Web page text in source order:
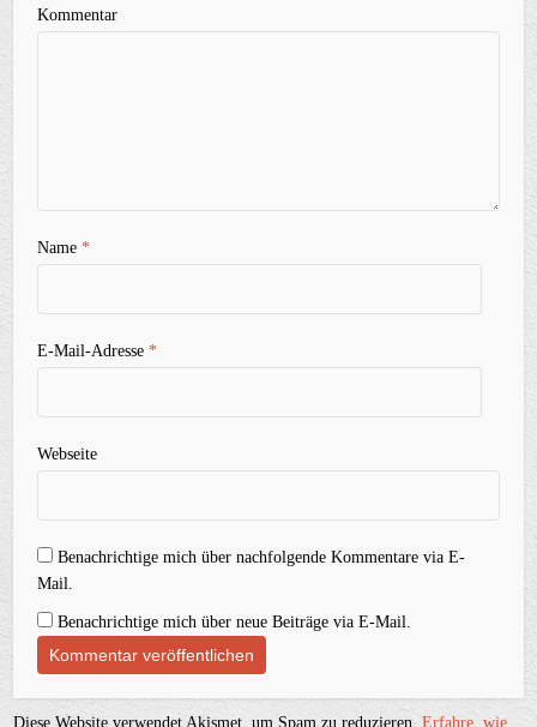
Kommentar
Name*
E-Mail-Adresse*
Webseite
Benachrichtige mich über nachfolgende Kommentare via E-
Mail.
Benachrichtige mich über neue Beiträge via E-Mail.
Diese Website verwendet Akismet, um Spam zu reduzieren.Erfahre, wie